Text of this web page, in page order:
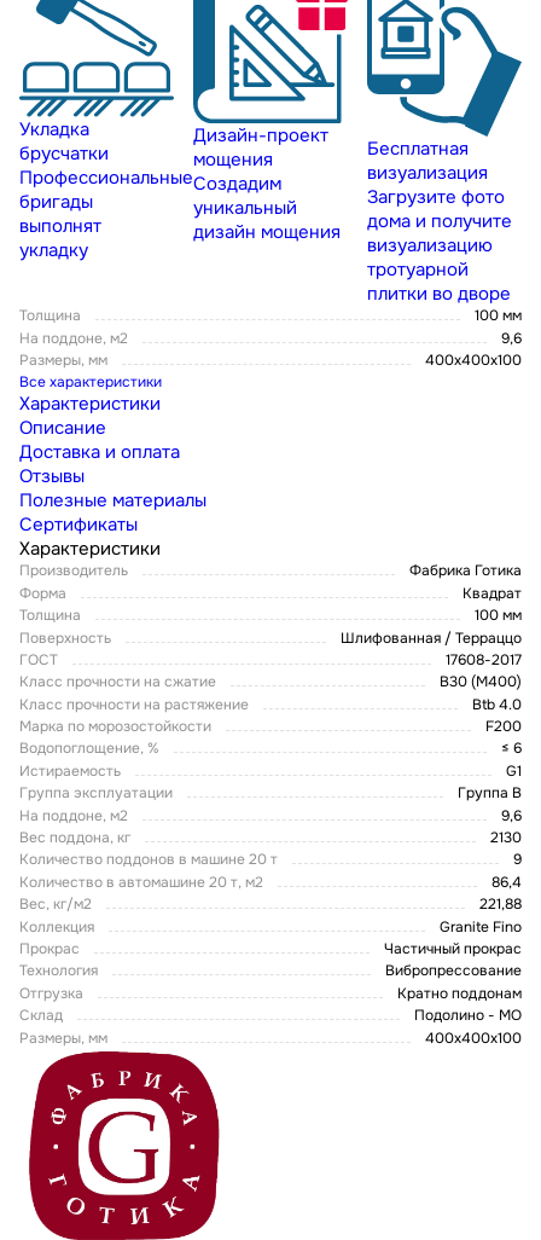
Укладка
брусчатки
Профессиональные
бригады
выполнят
укладку
Дизайн-проект
мощения
Создадим
уникальный
дизайн мощения
Бесплатная
визуализация
Загрузите фото
дома и получите
визуализацию
тротуарной
плитки во дворе
Толщина
100 мм
На поддоне, м2
9,6
Размеры, мм
400x400x100
Все характеристики
Характеристики
Описание
Доставка и оплата
Отзывы
Полезные материалы
Сертификаты
Характеристики
Производитель
Фабрика Готика
Форма
Квадрат
Толщина
100 мм
Поверхность
Шлифованная / Терраццо
ГОСТ
17608-2017
Класс прочности на сжатие
В30 (М400)
Класс прочности на растяжение
Btb 4.0
Марка по морозостойкости
F200
Водопоглощение, %
≤ 6
Истираемость
G1
Группа эксплуатации
Группа В
На поддоне, м2
9,6
Вес поддона, кг
2130
Количество поддонов в машине 20 т
9
Количество в автомашине 20 т, м2
86,4
Вес, кг/м2
221,88
Коллекция
Granite Fino
Прокрас
Частичный прокрас
Технология
Вибропрессование
Отгрузка
Кратно поддонам
Склад
Подолино - МО
Размеры, мм
400x400x100